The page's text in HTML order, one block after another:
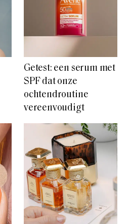
Getest: een serum met
SPF dat onze
ochtendroutine
vereenvoudigt